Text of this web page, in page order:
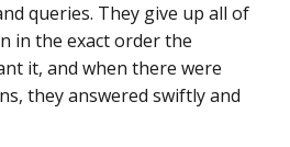
queries. They give up all of
in the exact order the
it, and when there were
they answered swiftly and